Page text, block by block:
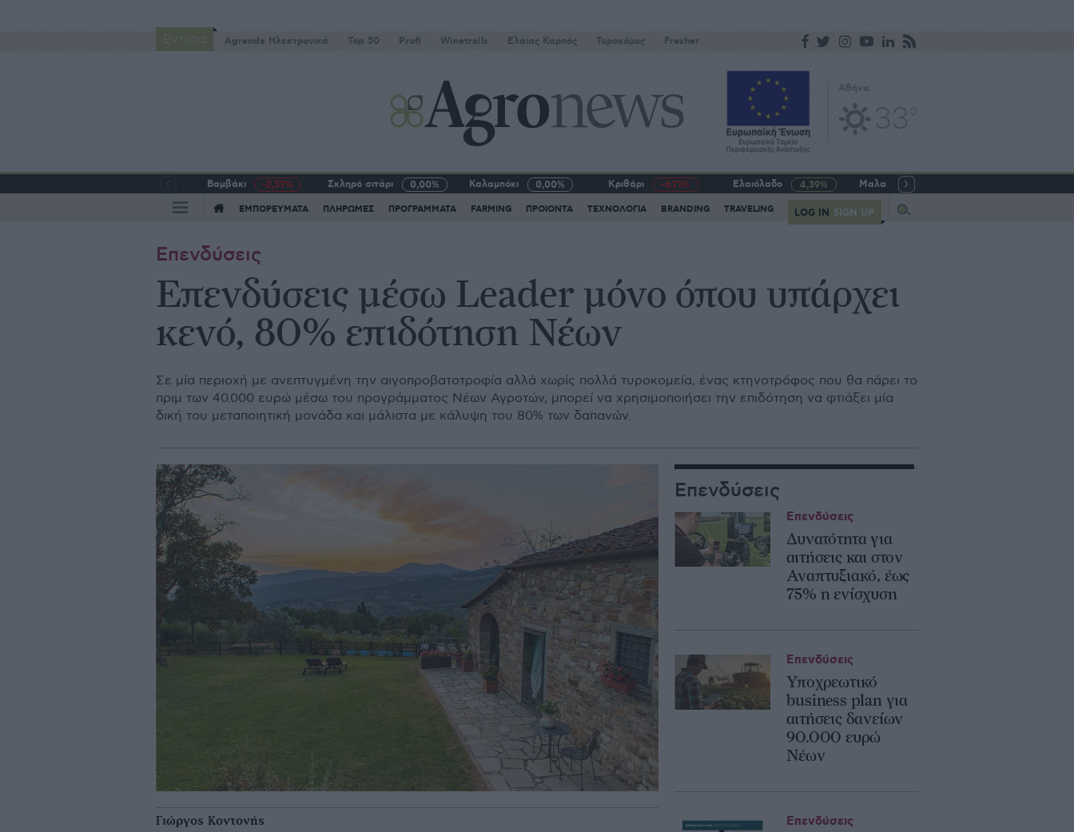
Έντυπα Agrenda Ηλεκτρονικά Top 50 Profi Winetrails Eλαίας Καρπός Τυροκόμος Fresher
Βαμβάκι -2,37% Σκληρό σιτάρι 0,00% Καλαμπόκι 0,00% Κριθάρι -6,71% Ελαιόλαδο 4,39% Μαλακό σιτάρι
ΕΜΠΟΡΕΥΜΑΤΑ ΠΛΗΡΩΜΕΣ ΠΡΟΓΡΑΜΜΑΤΑ FARMING ΠΡΟΙΟΝΤΑ ΤΕΧΝΟΛΟΓΙΑ BRANDING TRAVELING LOG IN SIGN UP
Επενδύσεις
Επενδύσεις μέσω Leader μόνο όπου υπάρχει
κενό, 80% επιδότηση Νέων
Σε µία περιοχή µε ανεπτυγµένη την αιγοπροβατοτροφία αλλά χωρίς πολλά τυροκοµεία, ένας κτηνοτρόφος που θα πάρει το
πριµ των 40.000 ευρώ µέσω του προγράµµατος Νέων Αγροτών, µπορεί να χρησιµοποιήσει την επιδότηση να φτιάξει µία
δική του µεταποιητική µονάδα και µάλιστα µε κάλυψη του 80% των δαπανών.
Γιώργος Κοντονής
Επενδύσεις
Δυνατότητα για
αιτήσεις και στον
Αναπτυξιακό, έως
75% η ενίσχυση
Επενδύσεις
Υποχρεωτικό
business plan για
αιτήσεις δανείων
90.000 ευρώ
Νέων
Επενδύσεις
Επενδύσεις